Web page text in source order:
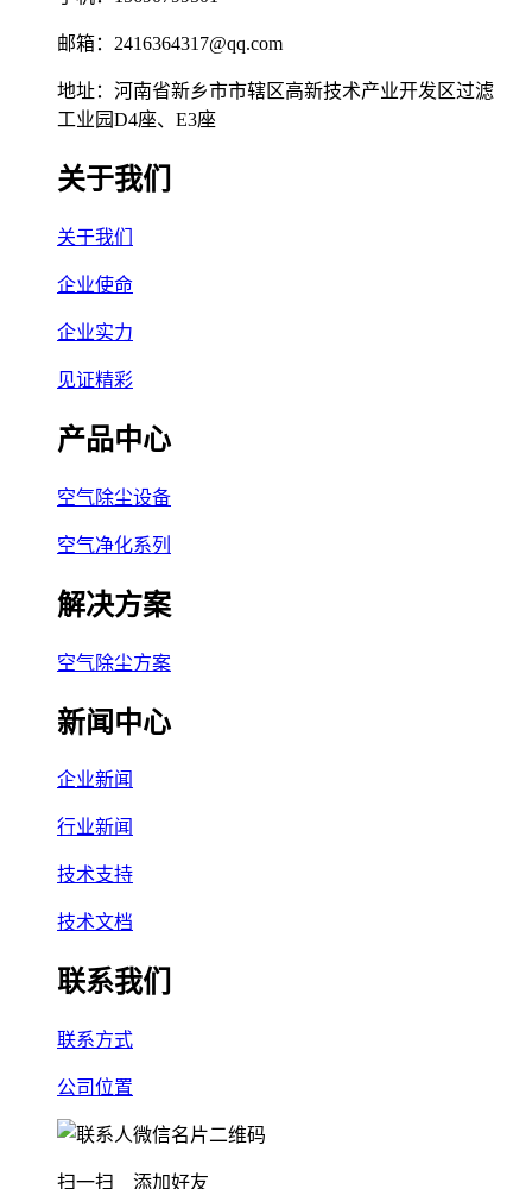
邮箱：2416364317@qq.com
地址：河南省新乡市市辖区高新技术产业开发区过滤
工业园D4座、E3座
关于我们
关于我们
企业使命
企业实力
见证精彩
产品中心
空气除尘设备
空气净化系列
解决方案
空气除尘方案
新闻中心
企业新闻
行业新闻
技术支持
技术文档
联系我们
联系方式
公司位置
扫一扫 添加好友